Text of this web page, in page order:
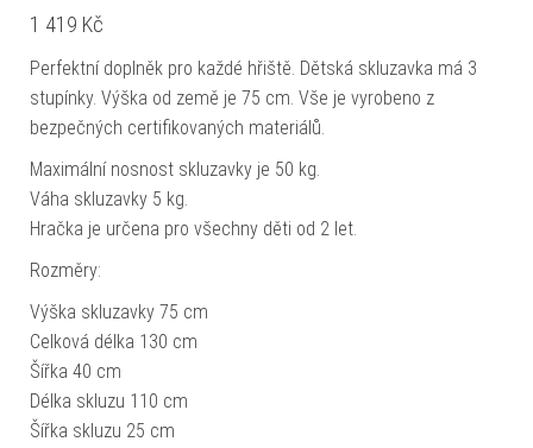
1 419 Kč
Perfektní doplněk pro každé hřiště. Dětská skluzavka má 3
stupínky. Výška od země je 75 cm. Vše je vyrobeno z
bezpečných certifikovaných materiálů.
Maximální nosnost skluzavky je 50 kg.
Váha skluzavky 5 kg.
Hračka je určena pro všechny děti od 2 let.
Rozměry:
Výška skluzavky 75 cm
Celková délka 130 cm
Šířka 40 cm
Délka skluzu 110 cm
Šířka skluzu 25 cm